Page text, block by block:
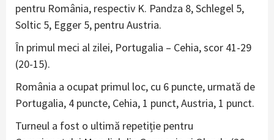
pentru România, respectiv K. Pandza 8, Schlegel 5,
Soltic 5, Egger 5, pentru Austria.
În primul meci al zilei, Portugalia – Cehia, scor 41-29
(20-15).
România a ocupat primul loc, cu 6 puncte, urmată de
Portugalia, 4 puncte, Cehia, 1 punct, Austria, 1 punct.
Turneul a fost o ultimă repetiție pentru